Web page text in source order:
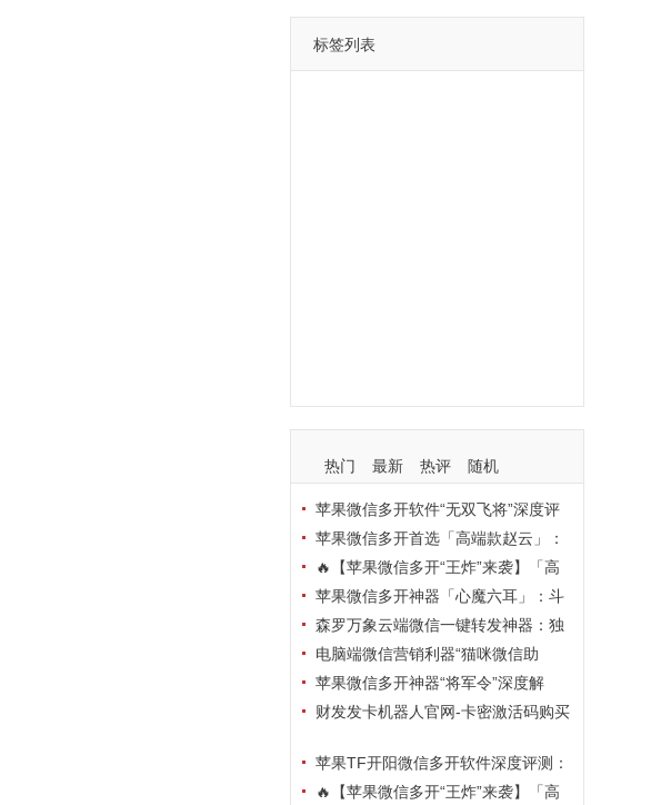
标签列表
热门 最新 热评 随机
苹果微信多开软件“无双飞将”深度评
测：TF正式码+7天退换，拍拍卡激活
码商城正品保障
苹果微信多开首选「高端款赵云」：
TF正式码+斗战神8073包，7天退换认
准拍拍卡激活码商城
🔥【苹果微信多开“王炸”来袭】「高
端地狱火」—— TF正式码+斗战神807
3包，7天退换，安全防封，多开自由触
手可及！
苹果微信多开神器「心魔六耳」：斗
战神8073包+7天退换，认准拍拍卡激
活码商城
森罗万象云端微信一键转发神器：独
家源码·安全防封·月卡季卡半年卡年卡
授权，7天无理由退换！
电脑端微信营销利器“猫咪微信助
手”深度评测：7大模块功能全解析，多
卡种授权灵活选
苹果微信多开神器“将军令”深度解
析：8073版本包+TF外侧码，微商营销
财发发卡机器人官网-卡密激活码购买
换苹果TF开阳微信多开软件深度评测：
凡尔赛8069包功能全解析，TestFlight
🔥【苹果微信多开“王炸”来袭】「高